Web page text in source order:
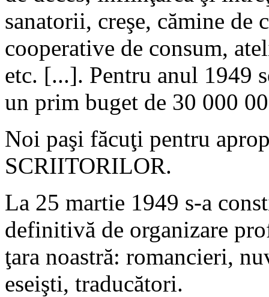
sanatorii, creşe, cămine de
cooperative de consum,
etc. [...]. Pentru anul 1949
un prim buget de 30 000
Noi paşi făcuţi pentru
SCRIITORILOR.
La 25 martie 1949 s-a
definitivă de organizare
ţara noastră: romancieri,
eseişti, traducători.